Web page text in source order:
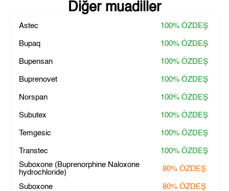
Diğer muadiller
Astec 100% ÖZDEŞ
Bupaq 100% ÖZDEŞ
Bupensan 100% ÖZDEŞ
Buprenovet 100% ÖZDEŞ
Norspan 100% ÖZDEŞ
Subutex 100% ÖZDEŞ
Temgesic 100% ÖZDEŞ
Transtec 100% ÖZDEŞ
Suboxone (Buprenorphine Naloxone
hydrochloride)
80% ÖZDEŞ
Suboxone 80% ÖZDEŞ